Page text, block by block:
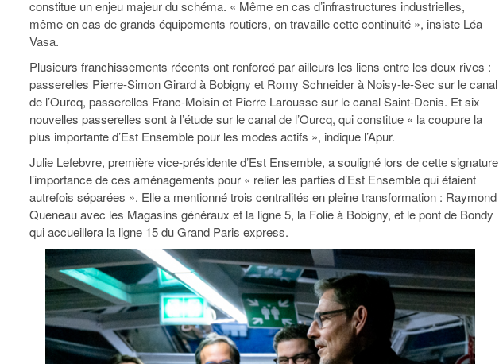
constitue un enjeu majeur du schéma. « Même en cas d’infrastructures industrielles,
même en cas de grands équipements routiers, on travaille cette continuité », insiste Léa
Vasa.
Plusieurs franchissements récents ont renforcé par ailleurs les liens entre les deux rives :
passerelles Pierre-Simon Girard à Bobigny et Romy Schneider à Noisy-le-Sec sur le canal
de l’Ourcq, passerelles Franc-Moisin et Pierre Larousse sur le canal Saint-Denis. Et six
nouvelles passerelles sont à l’étude sur le canal de l’Ourcq, qui constitue « la coupure la
plus importante d’Est Ensemble pour les modes actifs », indique l’Apur.
Julie Lefebvre, première vice-présidente d’Est Ensemble, a souligné lors de cette signature
l’importance de ces aménagements pour « relier les parties d’Est Ensemble qui étaient
autrefois séparées ». Elle a mentionné trois centralités en pleine transformation : Raymond
Queneau avec les Magasins généraux et la ligne 5, la Folie à Bobigny, et le pont de Bondy
qui accueillera la ligne 15 du Grand Paris express.